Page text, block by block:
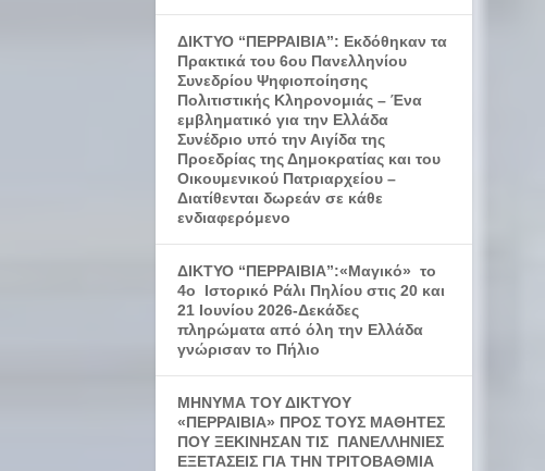
ΔΙΚΤΥΟ “ΠΕΡΡΑΙΒΙΑ”: Εκδόθηκαν τα
Πρακτικά του 6ου Πανελληνίου
Συνεδρίου Ψηφιοποίησης
Πολιτιστικής Κληρονομιάς – Ένα
εμβληματικό για την Ελλάδα
Συνέδριο υπό την Αιγίδα της
Προεδρίας της Δημοκρατίας και του
Οικουμενικού Πατριαρχείου –
Διατίθενται δωρεάν σε κάθε
ενδιαφερόμενο
ΔΙΚΤΥΟ “ΠΕΡΡΑΙΒΙΑ”:«Μαγικό» το
4ο Ιστορικό Ράλι Πηλίου στις 20 και
21 Ιουνίου 2026-Δεκάδες
πληρώματα από όλη την Ελλάδα
γνώρισαν το Πήλιο
ΜΗΝΥΜΑ ΤΟΥ ΔΙΚΤΥΟΥ
«ΠΕΡΡΑΙΒΙΑ» ΠΡΟΣ ΤΟΥΣ ΜΑΘΗΤΕΣ
ΠΟΥ ΞΕΚΙΝΗΣΑΝ ΤΙΣ ΠΑΝΕΛΛΗΝΙΕΣ
ΕΞΕΤΑΣΕΙΣ ΓΙΑ ΤΗΝ ΤΡΙΤΟΒΑΘΜΙΑ